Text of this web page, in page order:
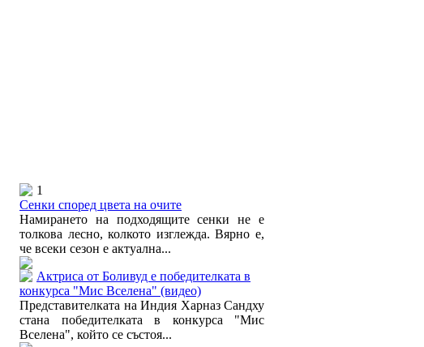
1
Сенки според цвета на очите
Намирането на подходящите сенки не е
толкова лесно, колкото изглежда. Вярно е,
че всеки сезон е актуална...
Актриса от Боливуд е победителката в
конкурса "Мис Вселена" (видео)
Представителката на Индия Харназ Сандху
стана победителката в конкурса "Мис
Вселена", който се състоя...